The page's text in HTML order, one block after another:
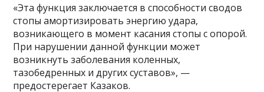
«Эта функция заключается в способности сводов
стопы амортизировать энергию удара,
возникающего в момент касания стопы с опорой.
При нарушении данной функции может
возникнуть заболевания коленных,
тазобедренных и других суставов», —
предостерегает Казаков.